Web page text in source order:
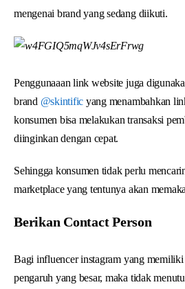
mengenai brand yang sedang diikuti.
Penggunaaan link website juga
brand @skintific yang menambahkan
konsumen bisa melakukan transaksi
diinginkan dengan cepat.
Sehingga konsumen tidak perlu
marketplace yang tentunya akan
Berikan Contact Person
Bagi influencer instagram yang
pengaruh yang besar, maka tidak